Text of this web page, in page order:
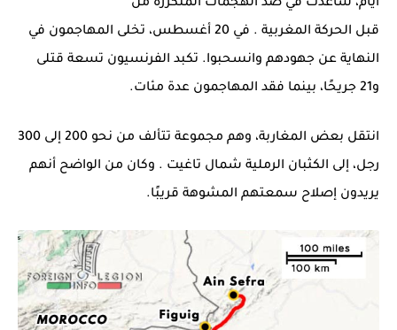
أيام، ساعدت في صد الهجمات المتكررة من
قبل الحركة
المغربية . في 20 أغسطس، تخلى المهاجمون في
النهاية عن جهودهم وانسحبوا. تكبد الفرنسيون تسعة قتلى
و21 جريحًا، بينما فقد المهاجمون عدة مئات.
انتقل بعض المغاربة، وهم مجموعة تتألف من نحو 200 إلى 300
رجل، إلى الكثبان الرملية شمال تاغيت . وكان من الواضح أنهم
يريدون إصلاح سمعتهم المشوهة قريبًا.